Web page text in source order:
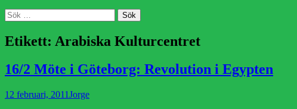
Sök
Sök
efter:
Etikett: Arabiska Kulturcentret
16/2 Möte i Göteborg: Revolution i Egypten
Publicerad
12 februari, 2011 Författare
Jorge